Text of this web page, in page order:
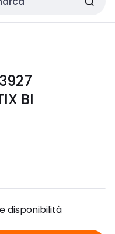
BI
disponibilità